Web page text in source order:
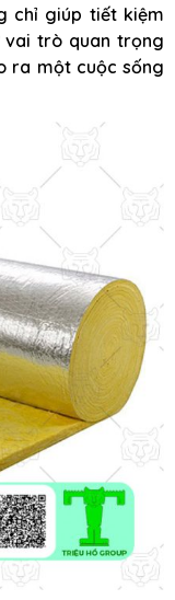
chỉ giúp tiết kiệm
vai trò quan trọng
ra một cuộc sống